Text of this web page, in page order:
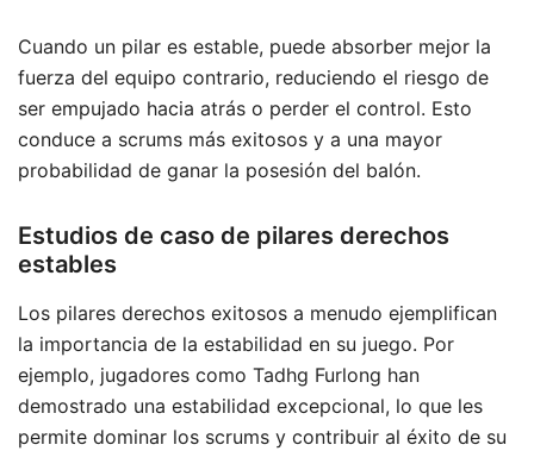
Cuando un pilar es estable, puede absorber mejor la
fuerza del equipo contrario, reduciendo el riesgo de
ser empujado hacia atrás o perder el control. Esto
conduce a scrums más exitosos y a una mayor
probabilidad de ganar la posesión del balón.
Estudios de caso de pilares derechos
estables
Los pilares derechos exitosos a menudo ejemplifican
la importancia de la estabilidad en su juego. Por
ejemplo, jugadores como Tadhg Furlong han
demostrado una estabilidad excepcional, lo que les
permite dominar los scrums y contribuir al éxito de su